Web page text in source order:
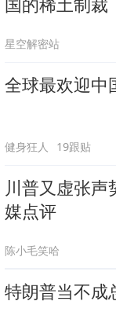
国的稀土制裁
星空解密站
全球最欢迎中
健身狂人 19跟贴
川普又虚张声
媒点评
陈小毛笑哈
特朗普当不成